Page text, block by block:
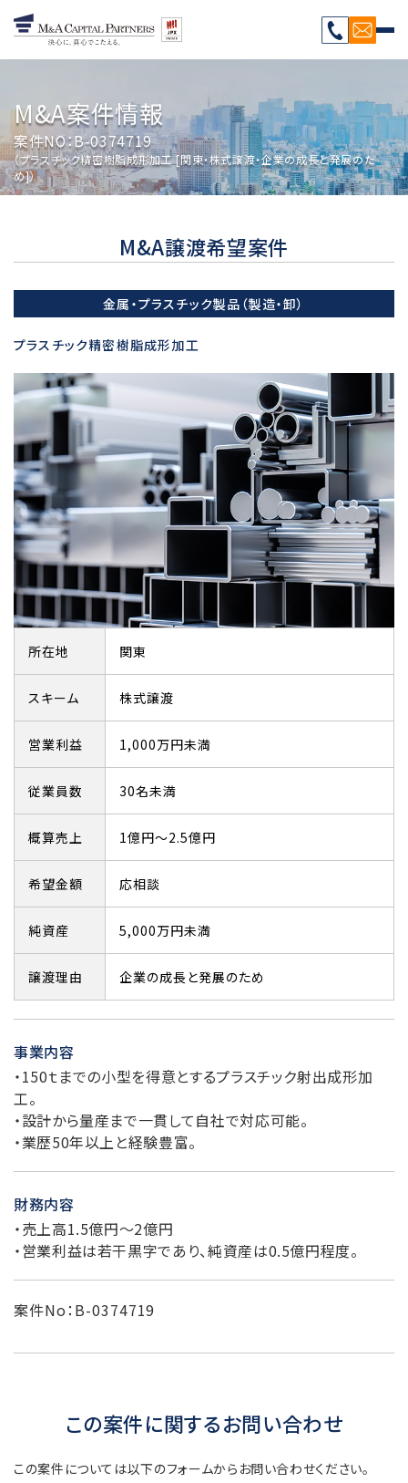
M&A案件情報
案件NO：B-0374719
（プラスチック精密樹脂成形加工 [関東・株式譲渡・企業の成長と発展のた
め]）
M&A譲渡希望案件
金属・プラスチック製品（製造・卸）
プラスチック精密樹脂成形加工
所在地 関東
スキーム 株式譲渡
営業利益 1,000万円未満
従業員数 30名未満
概算売上 1億円～2.5億円
希望金額 応相談
純資産 5,000万円未満
譲渡理由 企業の成長と発展のため
事業内容
・150ｔまでの小型を得意とするプラスチック射出成形加
工。
・設計から量産まで一貫して自社で対応可能。
・業歴50年以上と経験豊富。
財務内容
・売上高1.5億円～2億円
・営業利益は若干黒字であり、純資産は0.5億円程度。
案件No：B-0374719
この案件に関するお問い合わせ
この案件については以下のフォームからお問い合わせください。